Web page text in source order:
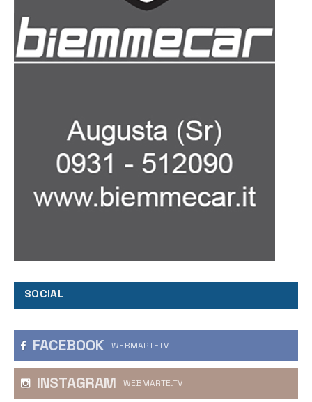
SOCIAL
FACEBOOK WEBMARTETV
INSTAGRAM WEBMARTE.TV